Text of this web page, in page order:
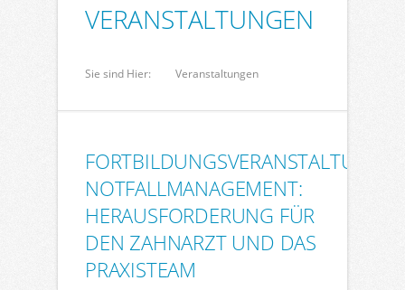
VERANSTALTUNGEN
Sie sind Hier: Veranstaltungen
FORTBILDUNGSVERANSTALTUNG:
NOTFALLMANAGEMENT:
HERAUSFORDERUNG FÜR
DEN ZAHNARZT UND DAS
PRAXISTEAM